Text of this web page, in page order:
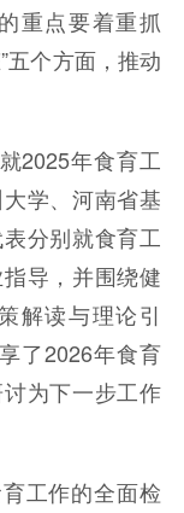
重点要着重抓
五个方面，推动
2025年食育工
学、河南省基
分别就食育工
导，并围绕健
解读与理论引
了2026年食育
为下一步工作
工作的全面检